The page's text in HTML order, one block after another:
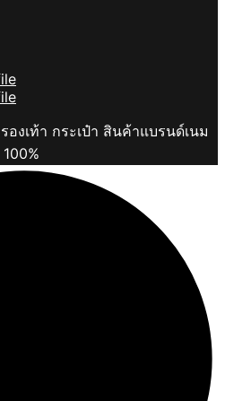
งเท้า กระเป๋า สินค้าแบรนด์เนม